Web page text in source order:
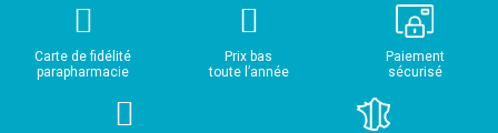
Carte de fidélité
parapharmacie
Prix bas
toute l’année
Paiement
sécurisé